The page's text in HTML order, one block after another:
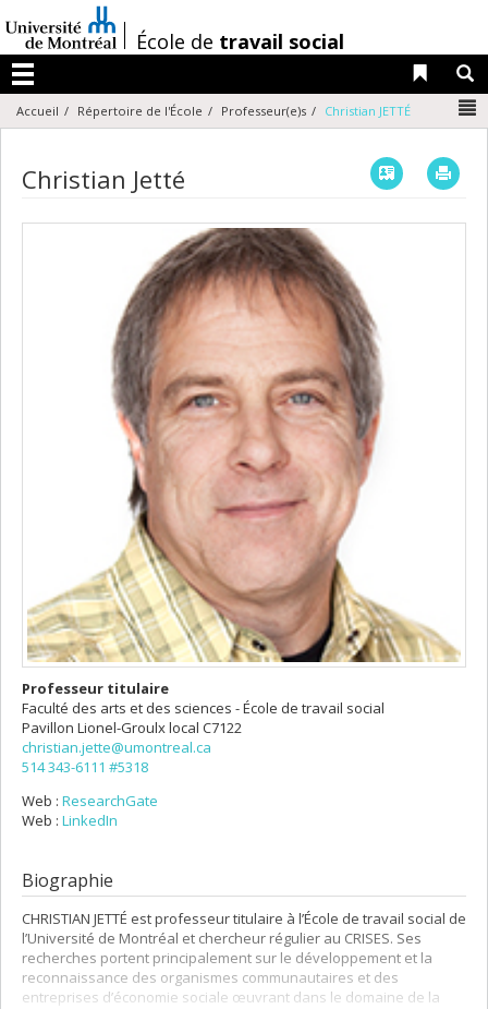
au
contenu
/École de travail social
Menu
Liens
Accueil Répertoire de l'École Professeur(e)s Christian JETTÉ
Christian Jetté Vcard
Professeur titulaire
Faculté des arts et des sciences - École de travail social
Pavillon Lionel-Groulxlocal C7122
christian.jette@umontreal.ca
514 343-6111 #5318
Web : ResearchGate
Web : LinkedIn
Biographie
CHRISTIAN JETTÉ est professeur titulaire à l’École de travail social de
l’Université de Montréal et chercheur régulier au CRISES. Ses
recherches portent principalement sur le développement et la
reconnaissance des organismes communautaires et des
entreprises d’économie sociale œuvrant dans le domaine de la